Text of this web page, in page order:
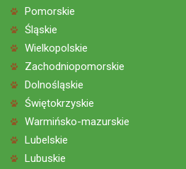
Pomorskie
Śląskie
Wielkopolskie
Zachodniopomorskie
Dolnośląskie
Świętokrzyskie
Warmińsko-mazurskie
Lubelskie
Lubuskie